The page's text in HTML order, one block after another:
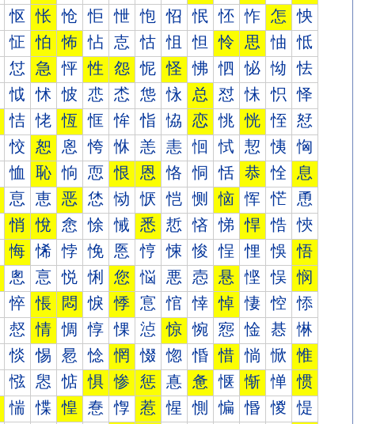
怄 怅 怆 怇 怈 怉 怊 怋 怌 怍 怎 怏
怔 怕 怖 怗 怘 怙 怚 怛 怜 思 怞 怟
怤 急 怦 性 怨 怩 怪 怫 怬 怭 怮 怯
怴 怵 怶 怷 怸 怹 怺 总 怼 怽 怾 怿
恄 恅 恆 恇 恈 恉 恊 恋 恌 恍 恎 恏
恔 恕 恖 恗 恘 恙 恚 恛 恜 恝 恞 恟
恤 恥 恦 恧 恨 恩 恪 恫 恬 恭 恮 息
恴 恵 恶 恷 恸 恹 恺 恻 恼 恽 恾 恿
悄 悅 悆 悇 悈 悉 悊 悋 悌 悍 悎 悏
悔 悕 悖 悗 悘 悙 悚 悛 悜 悝 悞 悟
悤 悥 悦 悧 您 悩 悪 悫 悬 悭 悮 悯
悴 悵 悶 悷 悸 悹 悺 悻 悼 悽 悾 悿
惄 情 惆 惇 惈 惉 惊 惋 惌 惍 惎 惏
惔 惕 惖 惗 惘 惙 惚 惛 惜 惝 惞 惟
惤 惥 惦 惧 惨 惩 惪 惫 惬 惭 惮 惯
惴 惵 惶 惷 惸 惹 惺 惻 惼 惽 惾 惿